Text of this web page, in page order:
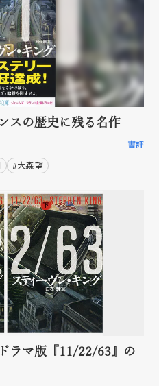
スの歴史に残る名作
書評
#大森 望
ラマ版『11/22/63』の